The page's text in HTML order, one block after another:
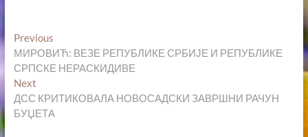
Кретање
чланка
PreviousPrevious
post:
МИРОВИЋ: ВЕЗЕ РЕПУБЛИКЕ СРБИЈЕ И РЕПУБЛИКЕ
СРПСКЕ НЕРАСКИДИВЕ
NextNext
post:
ДСС КРИТИКОВАЛА НОВОСАДСКИ ЗАВРШНИ РАЧУН
БУЏЕТА